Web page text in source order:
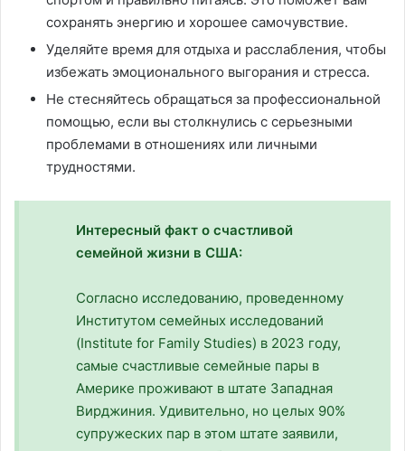
сохранять энергию и хорошее самочувствие.
Уделяйте время для отдыха и расслабления, чтобы
избежать эмоционального выгорания и стресса.
Не стесняйтесь обращаться за профессиональной
помощью, если вы столкнулись с серьезными
проблемами в отношениях или личными
трудностями.
Интересный факт о счастливой
семейной жизни в США:
Согласно исследованию, проведенному
Институтом семейных исследований
(Institute for Family Studies) в 2023 году,
самые счастливые семейные пары в
Америке проживают в штате Западная
Вирджиния. Удивительно, но целых 90%
супружеских пар в этом штате заявили,